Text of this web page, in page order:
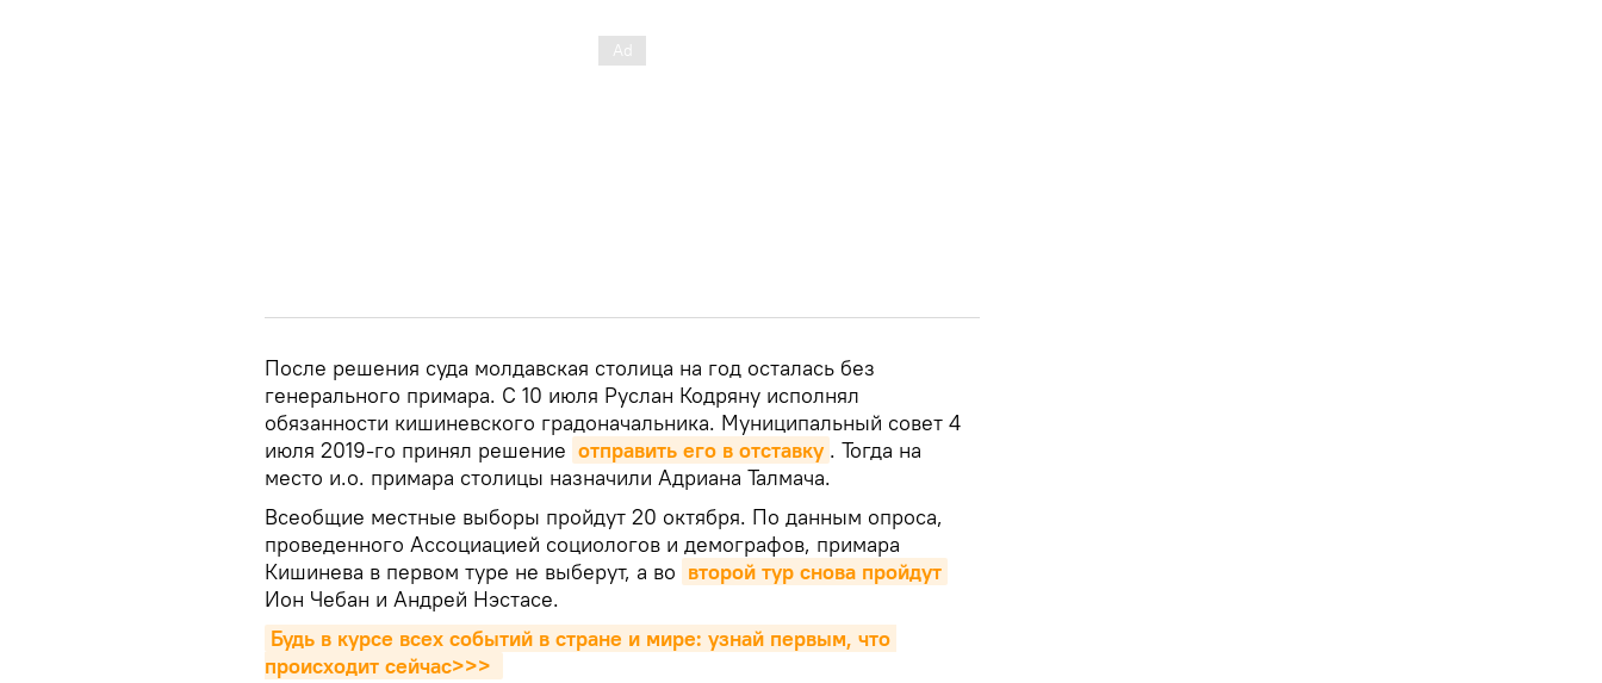
После решения суда молдавская столица на год осталась без
генерального примара. С 10 июля Руслан Кодряну исполнял
обязанности кишиневского градоначальника. Муниципальный совет 4
июля 2019-го принял решение отправить его в отставку . Тогда на
место и.о. примара столицы назначили Адриана Талмача.
Всеобщие местные выборы пройдут 20 октября. По данным опроса,
проведенного Ассоциацией социологов и демографов, примара
Кишинева в первом туре не выберут, а во второй тур снова пройдут
Ион Чебан и Андрей Нэстасе.
Будь в курсе всех событий в стране и мире: узнай первым, что
происходит сейчаc>>>